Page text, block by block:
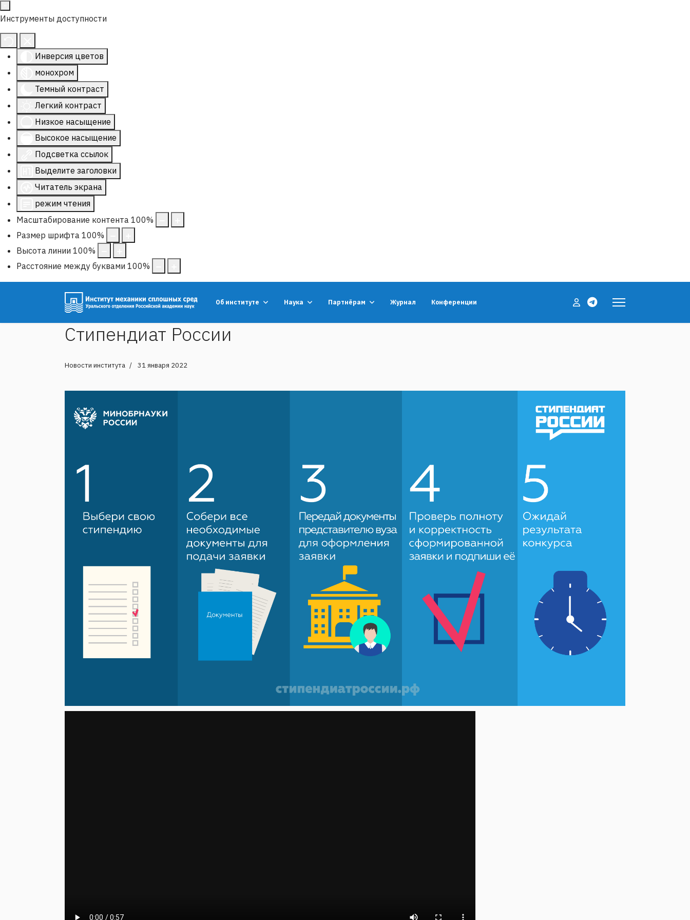
Инструменты доступности
Инверсия цветов
монохром
Темный контраст
Легкий контраст
Низкое насыщение
Высокое насыщение
Подсветка ссылок
Выделите заголовки
Читатель экрана
режим чтения
Масштабирование контента 100%
Размер шрифта 100%
Высота линии 100%
Расстояние между буквами 100%
Об институте Наука Партнёрам Журнал Конференции
Стипендиат России
Новости института 31 января 2022